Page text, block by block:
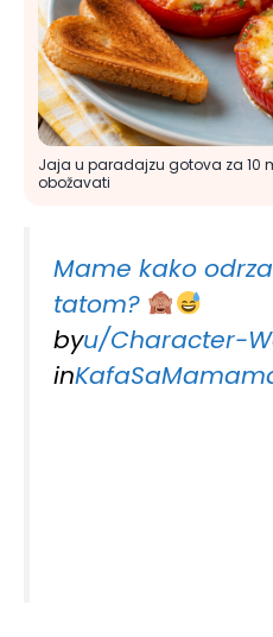
Jaja u paradajzu gotova za 10
obožavati
Mame kako
tatom?
byu/Character-
in